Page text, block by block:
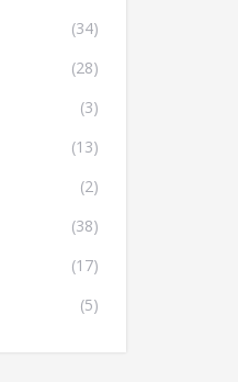
(34)
(28)
(3)
(13)
(2)
(38)
(17)
(5)